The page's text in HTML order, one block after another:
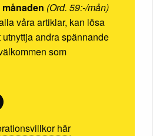
(Ord. 59:-/mån)
våra artiklar, kan lösa
andra spännande
som
här